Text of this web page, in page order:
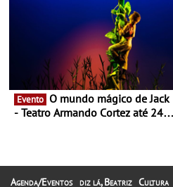
Evento
- Teatro Armando Cortez até 24
Agenda/Eventos diz lá, Beatriz Cultura